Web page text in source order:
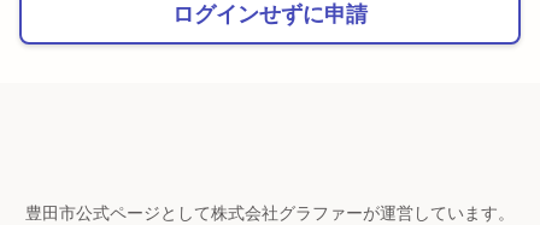
ログインせずに申請
豊田市公式ページとして株式会社グラファーが運営しています。